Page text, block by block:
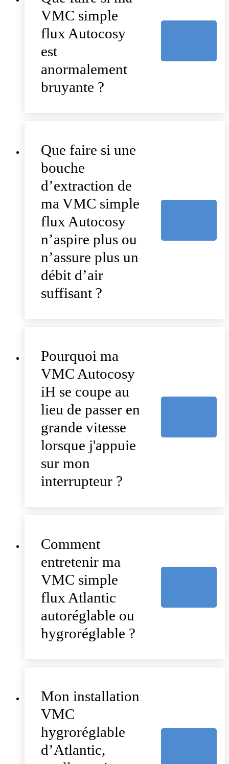
VMC simple
flux Autocosy
est
anormalement
bruyante ?
Que faire si une
bouche
d’extraction de
ma VMC simple
flux Autocosy
n’aspire plus ou
n’assure plus un
débit d’air
suffisant ?
Pourquoi ma
VMC Autocosy
iH se coupe au
lieu de passer en
grande vitesse
lorsque j'appuie
sur mon
interrupteur ?
Comment
entretenir ma
VMC simple
flux Atlantic
autoréglable ou
hygroréglable ?
Mon installation
VMC
hygroréglable
d’Atlantic,